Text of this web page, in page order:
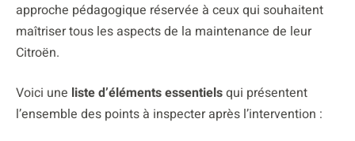
approche pédagogique réservée à ceux qui souhaitent
maîtriser tous les aspects de la maintenance de leur
Citroën.
Voici une liste d’éléments essentielsqui présentent
l’ensemble des points à inspecter après l’intervention :